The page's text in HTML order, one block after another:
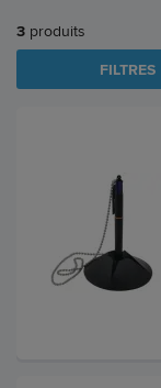
3 produits
FILTRES